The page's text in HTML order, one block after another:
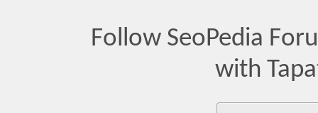
Follow SeoPedia
with